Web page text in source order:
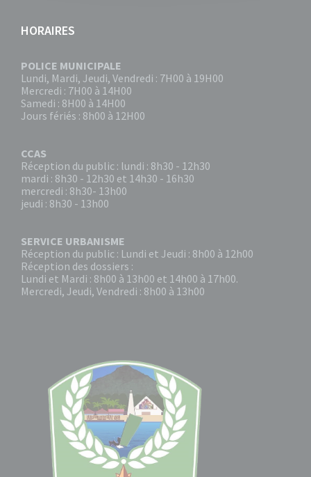
HORAIRES
POLICE MUNICIPALE
Lundi, Mardi, Jeudi, Vendredi : 7H00 à 19H00
Mercredi : 7H00 à 14H00
Samedi : 8H00 à 14H00
Jours fériés : 8h00 à 12H00
CCAS
Réception du public : lundi : 8h30 - 12h30
mardi : 8h30 - 12h30 et 14h30 - 16h30
mercredi : 8h30- 13h00
jeudi : 8h30 - 13h00
SERVICE URBANISME
Réception du public : Lundi et Jeudi : 8h00 à 12h00
Réception des dossiers :
Lundi et Mardi : 8h00 à 13h00 et 14h00 à 17h00.
Mercredi, Jeudi, Vendredi : 8h00 à 13h00